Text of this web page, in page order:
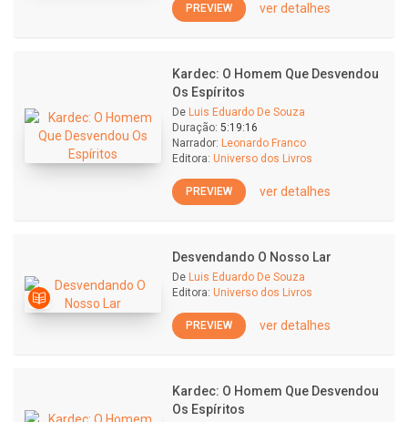
PREVIEW ver detalhes
Kardec: O Homem Que Desvendou
Os Espíritos
De Luis Eduardo De Souza
Duração: 5:19:16
Narrador: Leonardo Franco
Editora: Universo dos Livros
PREVIEW ver detalhes
Desvendando O Nosso Lar
De Luis Eduardo De Souza
Editora: Universo dos Livros
PREVIEW ver detalhes
Kardec: O Homem Que Desvendou
Os Espíritos